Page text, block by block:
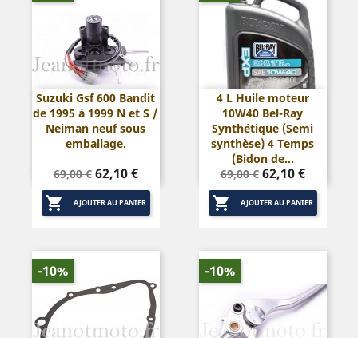
Suzuki Gsf 600 Bandit
de 1995 à 1999 N et S /
Neiman neuf sous
emballage.
Prix
de
base
69,00 € Prix
62,10 €
 AJOUTER AU PANIER
4 L Huile moteur
10W40 Bel-Ray
Synthétique (Semi
synthèse) 4 Temps
(Bidon de...
Prix
de
base
69,00 € Prix
62,10 €
 AJOUTER AU PANIER
-10% -10%